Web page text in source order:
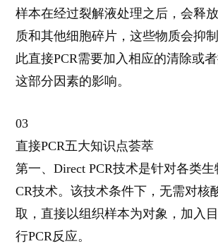
样本在经过裂解液处理之后，会释
质和其他细胞碎片，这些物质会抑
此直接PCR需要加入相应的清除或
这部分因素的影响。
03
直接PCR五大知识点荟萃
第一、Direct PCR技术是针对各类
CR技术。该技术条件下，无需对核
取，直接以组织样本为对象，加入
行PCR反应。